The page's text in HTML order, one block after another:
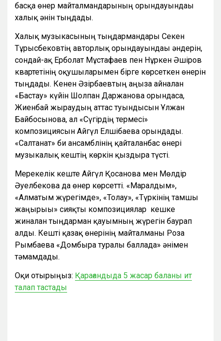
басқа өнер майталмандарының орындауындағы
халық әнін тыңдады.
Халық музыкасының тыңдармандары Секен
Тұрысбековтің авторлық орындауындағы әндерін,
сондай-ақ Ерболат Мұстафаев пен Нұркен Әшіров
квартетінің оқушыларымен бірге көрсеткен өнерін
тыңдады. Кенен Әзірбаевтың аңызға айналған
«Бастау» күйін Шолпан Даржанова орындаса,
Жиенбай жыраудың аттас туындысын Ұлжан
Байбосынова, ал «Сүгірдің термесі»
композициясын Айгүл Елшібаева орындады.
«Салтанат» би ансамблінің қайталанбас өнері
музыкалық кештің көркін қыздыра түсті.
Мерекелік кеште Айгүл Қосанова мен Мөлдір
Әуелбекова да өнер көрсетті. «Маралдым»,
«Алматым жүрегімде», «Толғау», «Түркінің тамшы
жаңғырығы» сияқты композициялар кешке
жиналған тыңдарман қауымның жүрегін баурап
алды. Кешті қазақ өнерінің майталманы Роза
Рымбаева «Домбыра туралы баллада» әнімен
тәмамдады.
Оқи отырыңыз: Қарағандыда 5 жасар баланы ит
талап тастады